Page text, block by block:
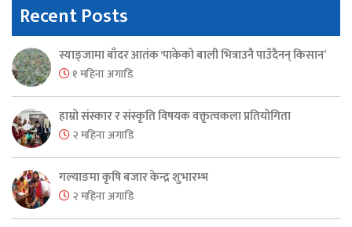
Recent Posts
स्याङ्जामा बाँदर आतंक ‘पाकेको बाली भित्राउनै पाउँदैनन् किसान’
१ महिना अगाडि
हाम्रो संस्कार र संस्कृति विषयक वक्तृत्वकला प्रतियोगिता
२ महिना अगाडि
गल्याङमा कृषि बजार केन्द्र शुभारम्भ
२ महिना अगाडि